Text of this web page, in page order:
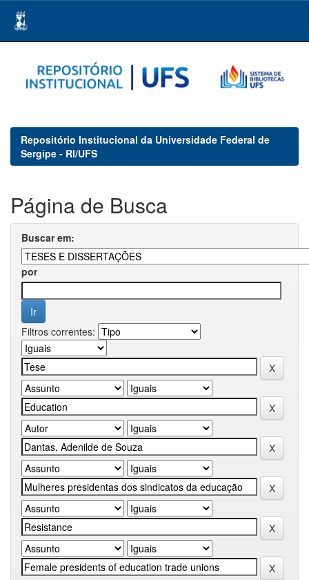
navigation
Repositório Institucional da Universidade Federal de
Sergipe - RI/UFS
Página de Busca
Buscar em:
por
Filtros correntes: